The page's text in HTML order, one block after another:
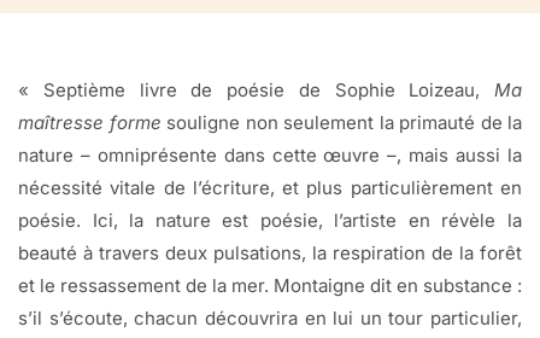
« Septième livre de poésie de Sophie Loizeau, Ma
maîtresse forme souligne non seulement la primauté de la
nature – omniprésente dans cette œuvre –, mais aussi la
nécessité vitale de l’écriture, et plus particulièrement en
poésie. Ici, la nature est poésie, l’artiste en révèle la
beauté à travers deux pulsations, la respiration de la forêt
et le ressassement de la mer. Montaigne dit en substance :
s’il s’écoute, chacun découvrira en lui un tour particulier,